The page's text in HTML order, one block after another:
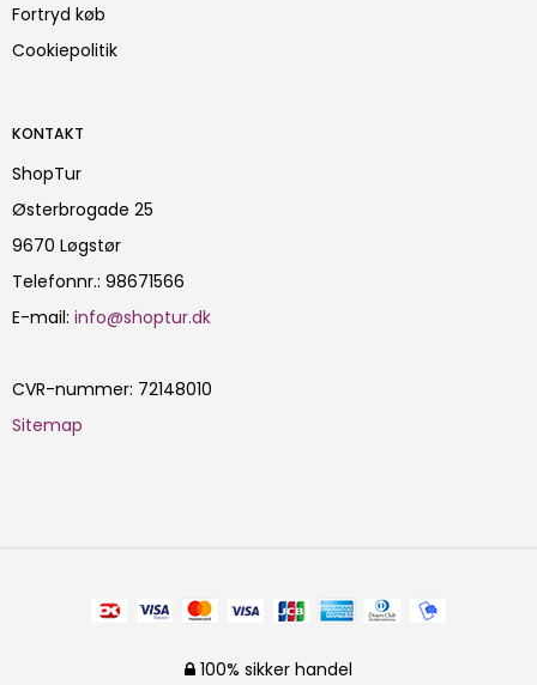
Fortryd køb
Cookiepolitik
KONTAKT
ShopTur
Østerbrogade 25
9670 Løgstør
Telefonnr.: 98671566
E-mail: info@shoptur.dk
CVR-nummer: 72148010
Sitemap
100% sikker handel